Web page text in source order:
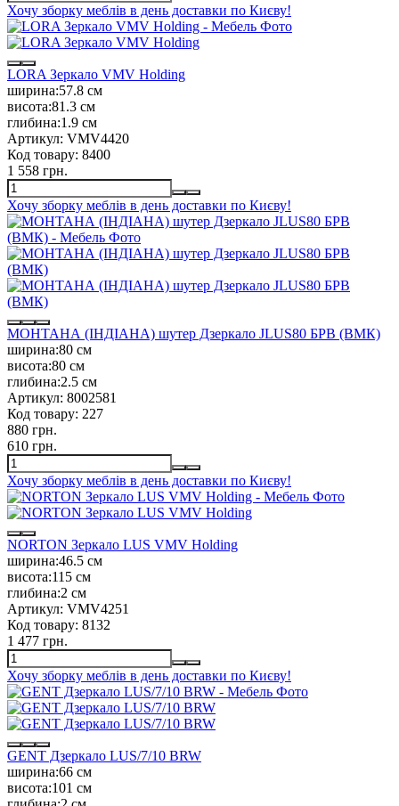
Хочу зборку меблів в день доставки по Києву!
LORA Зеркало VMV Holding
ширина:57.8 см
висота:81.3 см
глибина:1.9 см
Артикул: VMV4420
Код товару: 8400
1 558 грн.
Хочу зборку меблів в день доставки по Києву!
МОНТАНА (ІНДІАНА) шутер Дзеркало JLUS80 БРВ (ВМК)
ширина:80 см
висота:80 см
глибина:2.5 см
Артикул: 8002581
Код товару: 227
880 грн.
610 грн.
Хочу зборку меблів в день доставки по Києву!
NORTON Зеркало LUS VMV Holding
ширина:46.5 см
висота:115 см
глибина:2 см
Артикул: VMV4251
Код товару: 8132
1 477 грн.
Хочу зборку меблів в день доставки по Києву!
GENT Дзеркало LUS/7/10 BRW
ширина:66 см
висота:101 см